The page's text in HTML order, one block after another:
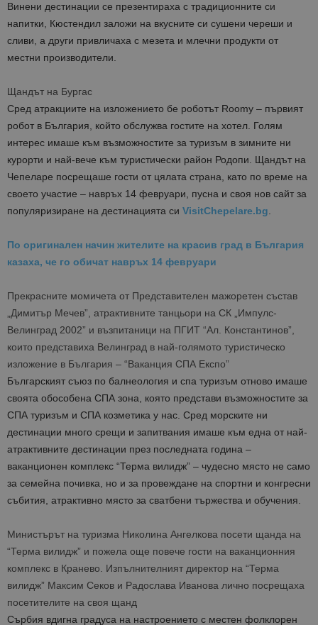
Винени дестинации се презентираха с традиционните си
напитки, Кюстендил заложи на вкусните си сушени череши и
сливи, а други привличаха с мезета и млечни продукти от
местни производители.
Щандът на Бургас
Сред атракциите на изложението бе роботът Roomy – първият
робот в България, който обслужва гостите на хотел. Голям
интерес имаше към възможностите за туризъм в зимните ни
курорти и най-вече към туристически район Родопи. Щандът на
Чепеларе посрещаше гости от цялата страна, като по време на
своето участие – навръх 14 февруари, пусна и своя нов сайт за
популяризиране на дестинацията си VisitChepelare.bg.
По оригинален начин жителите на красив град в България
казаха, че го обичат навръх 14 февруари
Прекрасните момичета от Представителен мажоретен състав
„Димитър Мечев”, атрактивните танцьори на СК „Импулс-
Велинград 2002” и възпитаници на ПГИТ “Ал. Константинов”,
които представиха Велинград в най-голямото туристическо
изложение в България – “Ваканция СПА Експо”
Българският съюз по балнеология и спа туризъм отново имаше
своята обособена СПА зона, която представи възможностите за
СПА туризъм и СПА козметика у нас. Сред морските ни
дестинации много срещи и запитвания имаше към една от най-
атрактивните дестинации през последната година –
ваканционен комплекс “Терма вилидж” – чудесно място не само
за семейна почивка, но и за провеждане на спортни и конгресни
събития, атрактивно място за сватбени тържества и обучения.
Министърът на туризма Николина Ангелкова посети щанда на
“Терма вилидж” и пожела още повече гости на ваканционния
комплекс в Кранево. Изпълнителният директор на “Терма
вилидж” Максим Секов и Радослава Иванова лично посрещаха
посетителите на своя щанд
Сърбия вдигна градуса на настроението с местен фолклорен